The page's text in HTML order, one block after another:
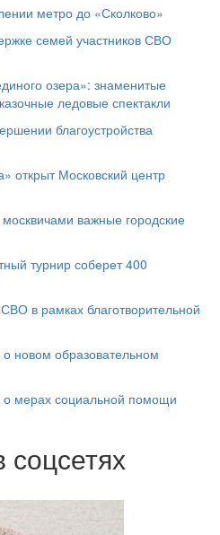
метро до «Сколково»
семей участников СВО
озера»: знаменитые
ледовые спектакли
благоустройства
открыт Московский центр
важные городские
турнир соберет 400
в рамках благотворительной
новом образовательном
мерах социальной помощи